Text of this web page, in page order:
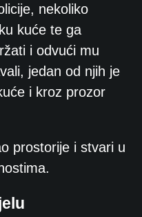
nekoliko
kuće te ga
i odvući mu
jedan od njih je
i kroz prozor
prostorije i stvari u